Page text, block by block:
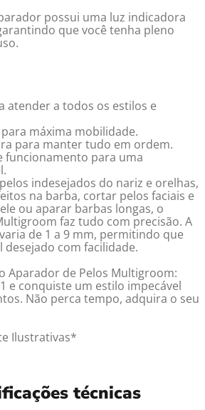
possui uma luz indicadora
que você tenha pleno
atender a todos os estilos e
máxima mobilidade.
para manter tudo em ordem.
funcionamento para uma
indesejados do nariz e orelhas,
na barba, cortar pelos faciais e
ou aparar barbas longas, o
faz tudo com precisão. A
de 1 a 9 mm, permitindo que
desejado com facilidade.
Aparador de Pelos Multigroom:
e conquiste um estilo impecável
Não perca tempo, adquira o seu
Ilustrativas*
técnicas